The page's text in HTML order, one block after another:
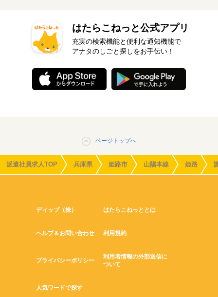
はたらこねっと公式アプリ
充実の検索機能と便利な通知機能で
アナタのしごと探しをお手伝い！
ページトップへ
派遣社員求人TOP 兵庫県 姫路市 山陽本線 姫路
ディップ（株） はたらこねっととは
ヘルプ＆お問い合わせ 利用規約
プライバシーポリシー
利用者情報の外部送信に
ついて
人気ワードで探す